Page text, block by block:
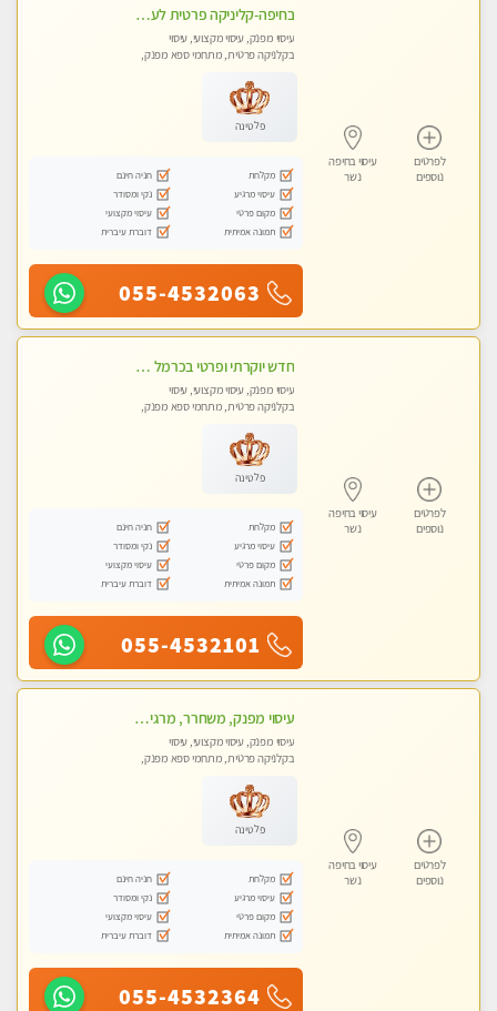
לפרטים
נוספים
עיסוי בחיפה
נשר
בחיפה-קליניקה פרטית לעיסוי מקצועי ואלטרנטיבי ברמה גבוהה VIP תתקשר ..... highly recommended..new in the city
עיסוי מפנק, עיסוי מקצועי, עיסוי
בקלניקה פרטית, מתחמי ספא מפנק,
פלטינה
מקלחת
חניה חינם
עיסוי מרגיע
נקי ומסודר
מקום פרטי
עיסוי מקצועי
תמונה אמיתית
דוברת עיברית
055-4532063
לפרטים
נוספים
עיסוי בחיפה
נשר
חדש יוקרתי ופרטי בכרמל חיפה! פנקו את עצמכם ברוגע פינוק וחוויה בלתי נשכחת באווירה נעימה ...ללא מין !
עיסוי מפנק, עיסוי מקצועי, עיסוי
בקלניקה פרטית, מתחמי ספא מפנק,
פלטינה
מקלחת
חניה חינם
עיסוי מרגיע
נקי ומסודר
מקום פרטי
עיסוי מקצועי
תמונה אמיתית
דוברת עיברית
055-4532101
לפרטים
נוספים
עיסוי בחיפה
נשר
עיסוי מפנק, משחרר, מרגיע, טנטרה, עיסוי שבדי מקצועי ללא שירותי מין
עיסוי מפנק, עיסוי מקצועי, עיסוי
בקלניקה פרטית, מתחמי ספא מפנק,
פלטינה
מקלחת
חניה חינם
עיסוי מרגיע
נקי ומסודר
מקום פרטי
עיסוי מקצועי
תמונה אמיתית
דוברת עיברית
055-4532364